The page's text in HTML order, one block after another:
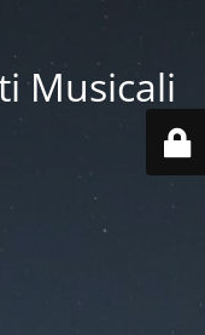
Musicali